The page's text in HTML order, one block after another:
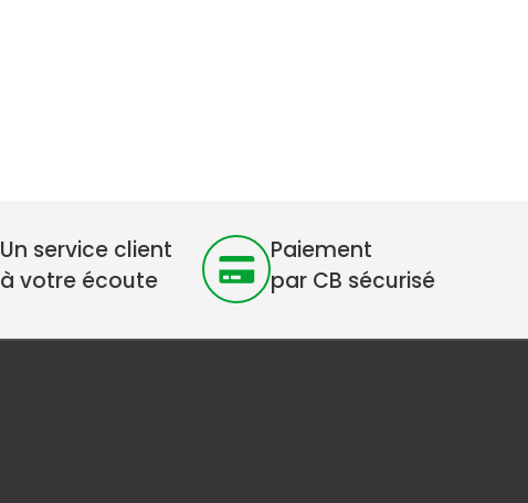
Un service client
à votre écoute
Paiement
par CB sécurisé